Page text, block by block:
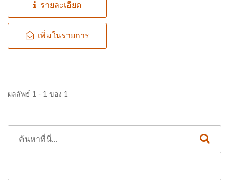
รายละเอียด
เพิ่มในรายการ
ผลลัพธ์ 1 - 1 ของ 1